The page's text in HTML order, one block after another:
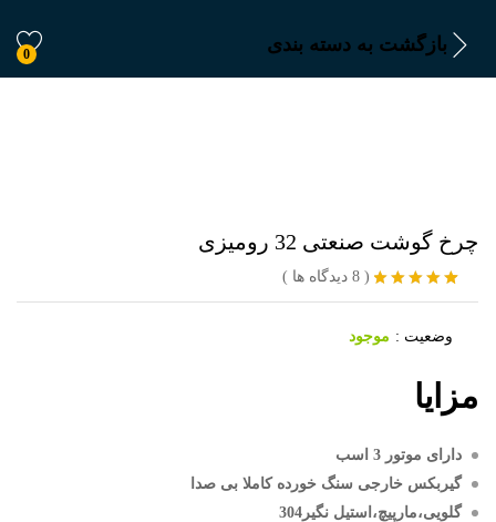
بازگشت به دسته بندی 0
چرخ گوشت صنعتی 32 رومیزی
امتیازدهی
8
امتیازدهی
(
8 دیدگاه ها )
وضعیت : موجود
مزایا
دارای موتور 3 اسب
گیربکس خارجی سنگ خورده کاملا بی صدا
گلویی،مارپیچ،استیل نگیر304